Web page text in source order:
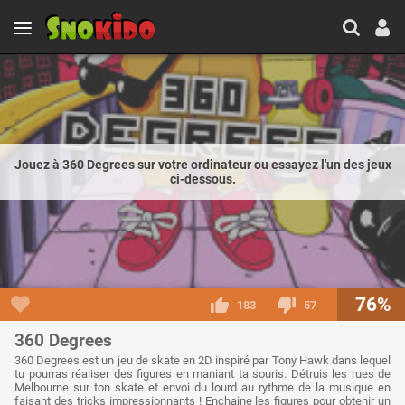
Jouez à 360 Degrees sur votre ordinateur ou essayez l'un des jeux
ci-dessous.
183 57 76%
360 Degrees
360 Degrees est un jeu de skate en 2D inspiré par Tony Hawk dans lequel
tu pourras réaliser des figures en maniant ta souris. Détruis les rues de
Melbourne sur ton skate et envoi du lourd au rythme de la musique en
faisant des tricks impressionnants ! Enchaine les figures pour obtenir un